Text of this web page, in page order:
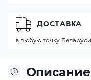
Описание
ДОСТАВКА
в любую точку Беларуси